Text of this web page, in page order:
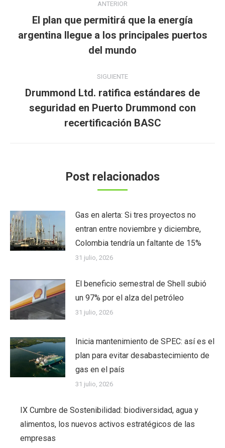
entre
publicaciones
ANTERIOR
Publicación
anterior:
El plan que permitirá que la energía
argentina llegue a los principales puertos
del mundo
SIGUIENTE
Publicación
siguiente:
Drummond Ltd. ratifica estándares de
seguridad en Puerto Drummond con
recertificación BASC
Post relacionados
Gas en alerta: Si tres proyectos no
entran entre noviembre y diciembre,
Colombia tendría un faltante de 15%
31 julio, 2026
El beneficio semestral de Shell subió
un 97% por el alza del petróleo
31 julio, 2026
Inicia mantenimiento de SPEC: así es el
plan para evitar desabastecimiento de
gas en el país
31 julio, 2026
IX Cumbre de Sostenibilidad: biodiversidad, agua y
alimentos, los nuevos activos estratégicos de las
empresas